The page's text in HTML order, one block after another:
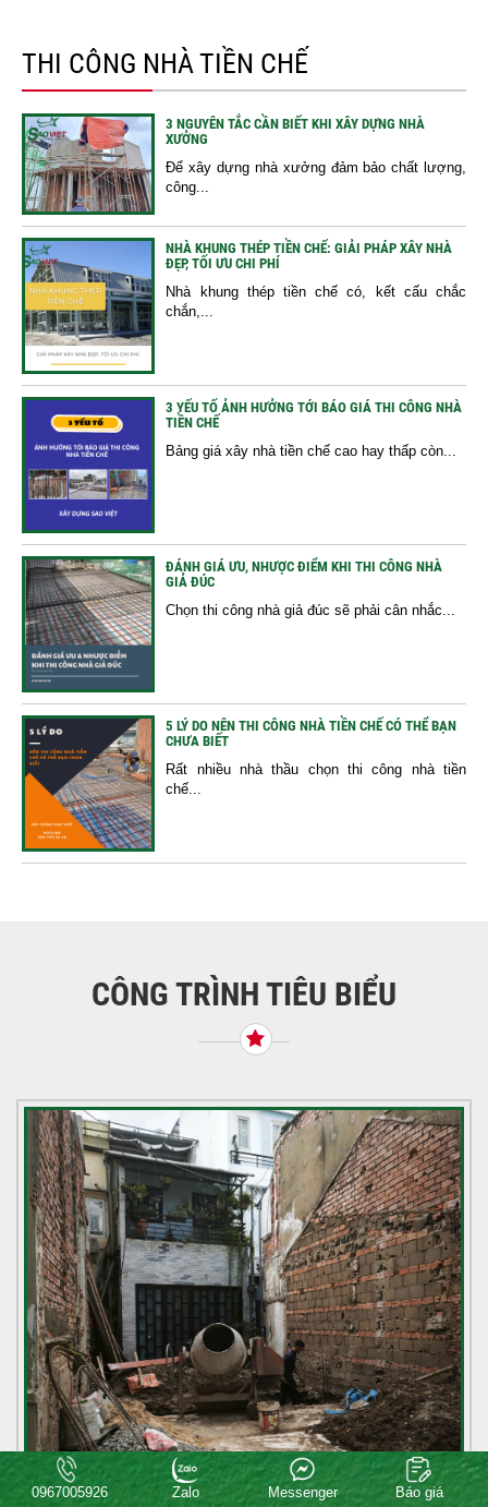
THI CÔNG NHÀ TIỀN CHẾ
3 NGUYÊN TẮC CẦN BIẾT KHI XÂY DỰNG NHÀ
XƯỞNG
Để xây dựng nhà xưởng đảm bảo chất lượng,
công...
NHÀ KHUNG THÉP TIỀN CHẾ: GIẢI PHÁP XÂY NHÀ
ĐẸP, TỐI ƯU CHI PHÍ
Nhà khung thép tiền chế có, kết cấu chắc
chắn,...
3 YẾU TỐ ẢNH HƯỞNG TỚI BÁO GIÁ THI CÔNG NHÀ
TIỀN CHẾ
Bảng giá xây nhà tiền chế cao hay thấp còn...
ĐÁNH GIÁ ƯU, NHƯỢC ĐIỂM KHI THI CÔNG NHÀ
GIẢ ĐÚC
Chọn thi công nhà giả đúc sẽ phải cân nhắc...
5 LÝ DO NÊN THI CÔNG NHÀ TIỀN CHẾ CÓ THỂ BẠN
CHƯA BIẾT
Rất nhiều nhà thầu chọn thi công nhà tiền
chế...
CÔNG TRÌNH TIÊU BIỂU
0967005926 Zalo Messenger Báo giá